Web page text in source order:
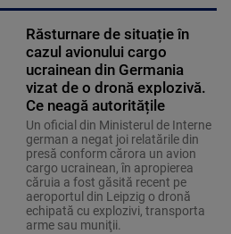
Răsturnare de situație în
cazul avionului cargo
ucrainean din Germania
vizat de o dronă explozivă.
Ce neagă autoritățile
Un oficial din Ministerul de Interne
german a negat joi relatările din
presă conform cărora un avion
cargo ucrainean, în apropierea
căruia a fost găsită recent pe
aeroportul din Leipzig o dronă
echipată cu explozivi, transporta
arme sau muniţii.